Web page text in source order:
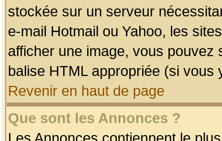
stockée sur un serveur
e-mail Hotmail ou Yahoo, les
afficher une image, vous pouvez
balise HTML appropriée (si vous
Revenir en haut de page
Que sont les Annonces ?